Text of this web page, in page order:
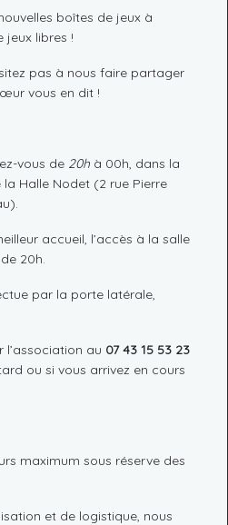
boîtes de jeux à
jeux libres !
pas à nous faire partager
vous en dit !
vous de 20h à 00h, dans la
Halle Nodet (2 rue Pierre
accueil, l’accès à la salle
20h.
par la porte latérale,
l’association au 07 43 15 53 23
ou si vous arrivez en cours
maximum sous réserve des
et de logistique, nous